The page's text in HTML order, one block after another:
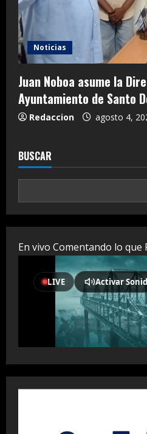
Noticias
Juan Noboa asume la
Ayuntamiento de Santo
Redaccion agosto 4,
BUSCAR
En vivo Comentando lo que